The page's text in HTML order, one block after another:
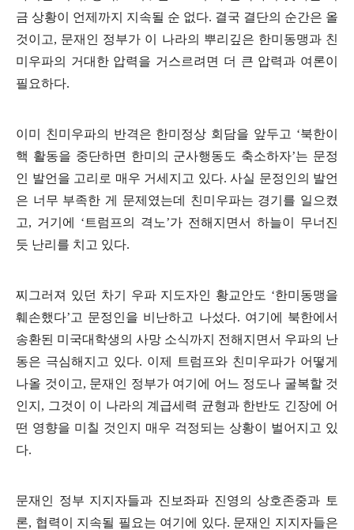
금 상황이 언제까지 지속될 순 없다. 결국 결단의 순간은 올
것이고, 문재인 정부가 이 나라의 뿌리깊은 한미동맹과 친
미우파의 거대한 압력을 거스르려면 더 큰 압력과 여론이
필요하다.
이미 친미우파의 반격은 한미정상 회담을 앞두고 ‘북한이
핵 활동을 중단하면 한미의 군사행동도 축소하자’는 문정
인 발언을 고리로 매우 거세지고 있다. 사실 문정인의 발언
은 너무 부족한 게 문제였는데 친미우파는 경기를 일으켰
고, 거기에 ‘ 트럼프의 격노’가 전해지면서 하늘이 무너진
듯 난리를 치고 있다.
찌그러져 있던 차기 우파 지도자인 황교안도 ‘한미동맹을
훼손했다’고 문정인을 비난하고 나섰다. 여기에 북한에서
송환된 미국대학생의 사망 소식까지 전해지면서 우파의 난
동은 극심해지고 있다. 이제 트럼프와 친미우파가 어떻게
나올 것이고, 문재인 정부가 여기에 어느 정도나 굴복할 것
인지 , 그것이 이 나라의 계급세력 균형과 한반도 긴장에 어
떤 영향을 미칠 것인지 매우 걱정되는 상황이 벌어지고 있
다.
문재인 정부 지지자들과 진보좌파 진영의 상호존중과 토
론, 협력이 지속될 필요는 여기에 있다. 문재인 지지자들은